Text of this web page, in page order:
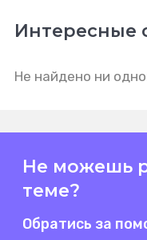
Интересные
Не найдено ни
Не можешь
теме?
Обратись за